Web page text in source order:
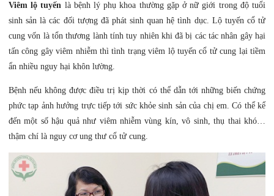
Viêm lộ tuyến là bệnh lý phụ khoa thường gặp ở nữ giới trong độ tuổi
sinh sản là các đối tượng đã phát sinh quan hệ tình dục. Lộ tuyến cổ tử
cung vốn là tổn thương lành tính tuy nhiên khi đã bị các tác nhân gây hại
tấn công gây viêm nhiễm thì tình trạng viêm lộ tuyến cổ tử cung lại tiềm
ẩn nhiều nguy hại khôn lường.
Bệnh nếu không được điều trị kịp thời có thể dẫn tới những biến chứng
phức tạp ảnh hưởng trực tiếp tới sức khỏe sinh sản của chị em. Có thể kể
đến một số hậu quả như viêm nhiễm vùng kín, vô sinh, thụ thai khó…
thậm chí là nguy cơ ung thư cổ tử cung.